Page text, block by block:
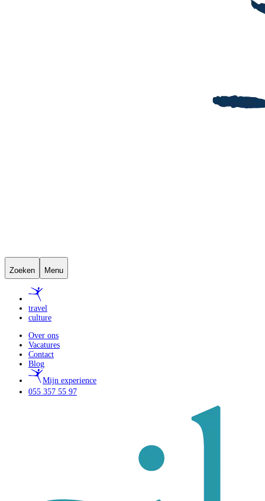
Zoeken Menu
travel
culture
Over ons
Vacatures
Contact
Blog
Mijn experience
055 357 55 97